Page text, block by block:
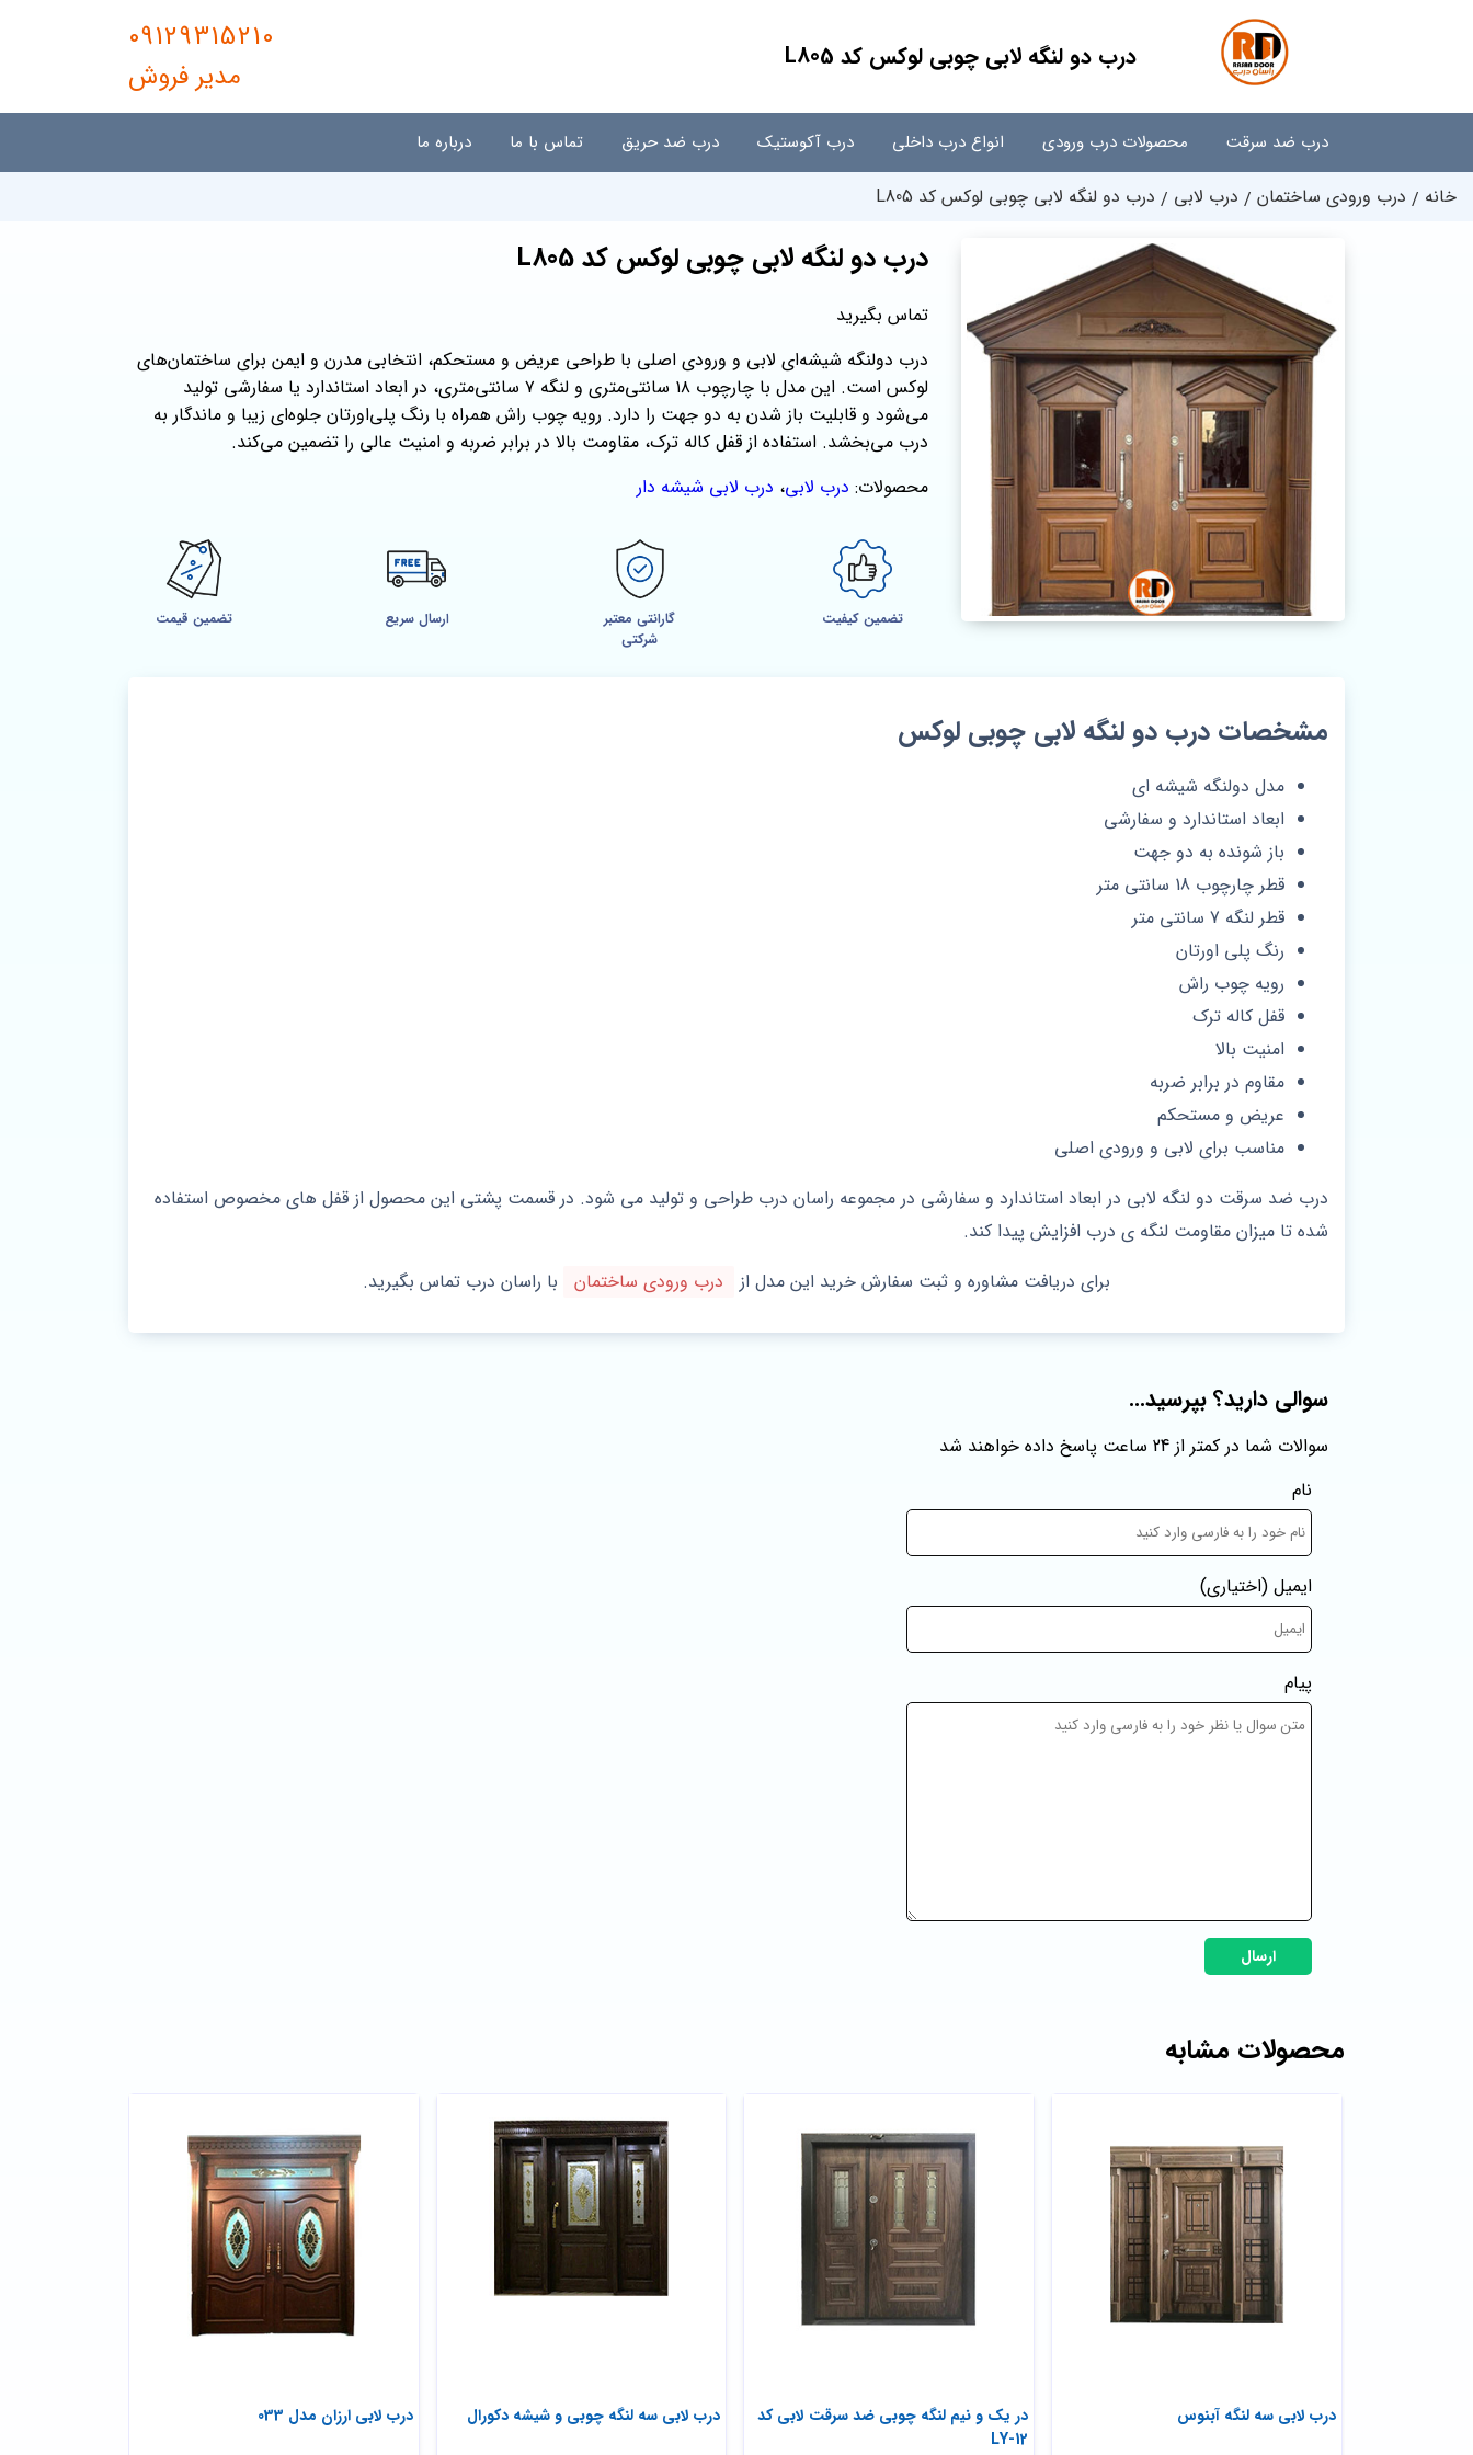
درب دو لنگه لابی چوبی لوکس کد L805
09129315210
مدیر فروش
درب ضد سرقت محصولات درب ورودی انواع درب داخلی درب آکوستیک درب ضد حریق تماس با ما درباره ما
خانه درب ورودی ساختمان درب لابی درب دو لنگه لابی چوبی لوکس کد L805
درب دو لنگه لابی چوبی لوکس کد L805
تماس بگیرید
درب دولنگه شیشه‌ای لابی و ورودی اصلی با طراحی عریض و مستحکم، انتخابی مدرن و ایمن برای ساختمان‌های
لوکس است. این مدل با چارچوب ۱۸ سانتی‌متری و لنگه ۷ سانتی‌متری، در ابعاد استاندارد یا سفارشی تولید
می‌شود و قابلیت باز شدن به دو جهت را دارد. رویه چوب راش همراه با رنگ پلی‌اورتان جلوه‌ای زیبا و ماندگار به
درب می‌بخشد. استفاده از قفل کاله ترک، مقاومت بالا در برابر ضربه و امنیت عالی را تضمین می‌کند.
محصولات: درب لابی، درب لابی شیشه دار
تضمین کیفیت
گارانتی معتبر
شرکتی
ارسال سریع تضمین قیمت
مشخصات درب دو لنگه لابی چوبی لوکس
مدل دولنگه شیشه ای
ابعاد استاندارد و سفارشی
باز شونده به دو جهت
قطر چارچوب 18 سانتی متر
قطر لنگه 7 سانتی متر
رنگ پلی اورتان
رویه چوب راش
قفل کاله ترک
امنیت بالا
مقاوم در برابر ضربه
عریض و مستحکم
مناسب برای لابی و ورودی اصلی
درب ضد سرقت دو لنگه لابی در ابعاد استاندارد و سفارشی در مجموعه راسان درب طراحی و تولید می شود. در قسمت پشتی این محصول از قفل های مخصوص استفاده
شده تا میزان مقاومت لنگه ی درب افزایش پیدا کند.
برای دریافت مشاوره و ثبت سفارش خرید این مدل از
درب ورودی ساختمان با راسان درب تماس بگیرید.
سوالی دارید؟ بپرسید...
سوالات شما در کمتر از 24 ساعت پاسخ داده خواهند شد
نام
ایمیل (اختیاری)
پیام
ارسال
محصولات مشابه
درب لابی ارزان مدل 033 درب لابی سه لنگه چوبی و شیشه دکورال
در یک و نیم لنگه چوبی ضد سرقت لابی کد
LY-12
درب لابی سه لنگه آبنوس